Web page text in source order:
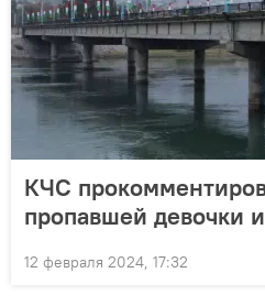
КЧС
пропавшей девочки
12 февраля 2024, 17:32